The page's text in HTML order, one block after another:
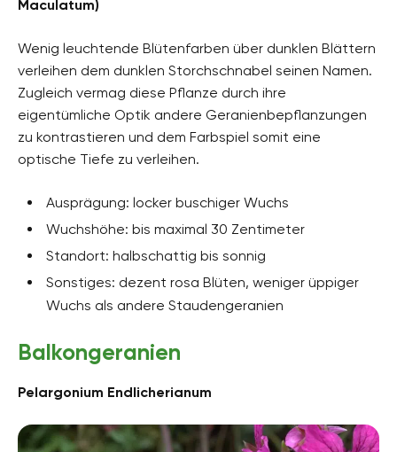
Maculatum)
Wenig leuchtende Blütenfarben über dunklen Blättern
verleihen dem dunklen Storchschnabel seinen Namen.
Zugleich vermag diese Pflanze durch ihre
eigentümliche Optik andere Geranienbepflanzungen
zu kontrastieren und dem Farbspiel somit eine
optische Tiefe zu verleihen.
Ausprägung: locker buschiger Wuchs
Wuchshöhe: bis maximal 30 Zentimeter
Standort: halbschattig bis sonnig
Sonstiges: dezent rosa Blüten, weniger üppiger
Wuchs als andere Staudengeranien
Balkongeranien
Pelargonium Endlicherianum